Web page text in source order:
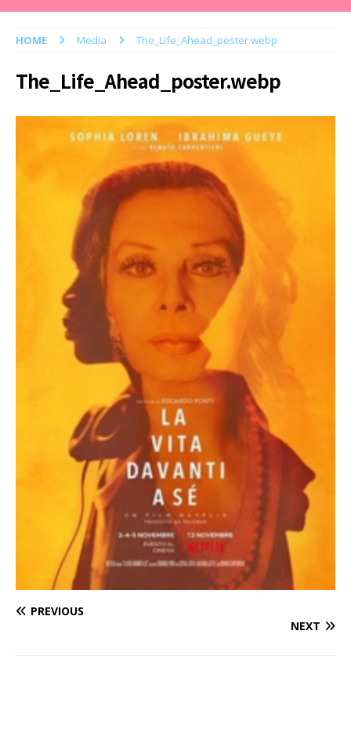
HOME Media The_Life_Ahead_poster.webp
The_Life_Ahead_poster.webp
PREVIOUS
NEXT